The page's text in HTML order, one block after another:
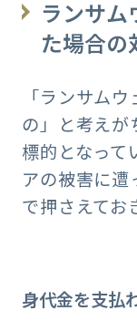
ランサム
た場合の
「ランサム
の」と考え
標的となって
アの被害に
で押さえてお
身代金を支払